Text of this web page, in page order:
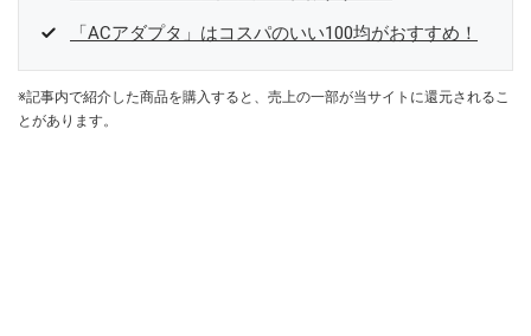
「ACアダプタ」はコスパのいい100均がおすすめ！
※記事内で紹介した商品を購入すると、売上の一部が当サイトに還元されるこ
とがあります。